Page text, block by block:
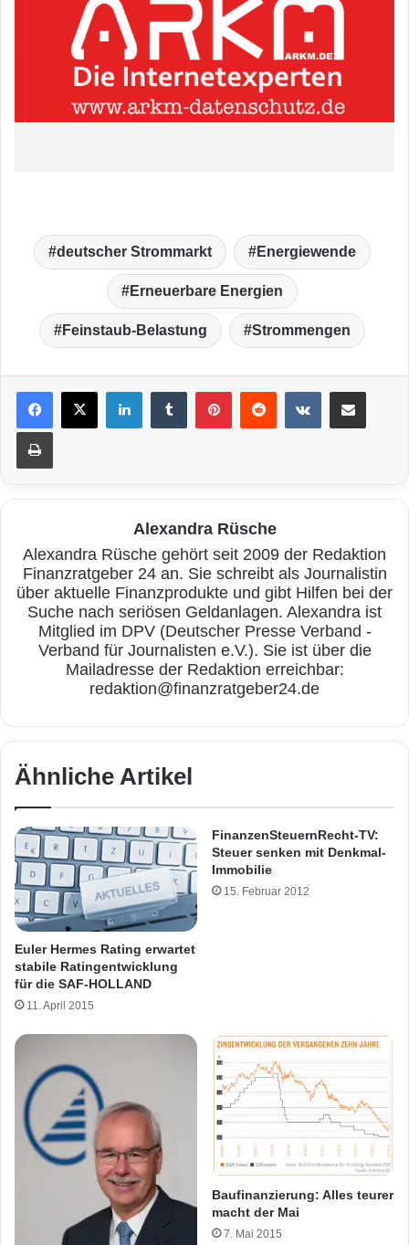
deutscher Strommarkt Energiewende
Erneuerbare Energien
Feinstaub-Belastung Strommengen
LinkedIn VKontakte
Drucken
Alexandra Rüsche
Alexandra Rüsche gehört seit 2009 der Redaktion
Finanzratgeber 24 an. Sie schreibt als Journalistin
über aktuelle Finanzprodukte und gibt Hilfen bei der
Suche nach seriösen Geldanlagen. Alexandra ist
Mitglied im DPV (Deutscher Presse Verband -
Verband für Journalisten e.V.). Sie ist über die
Mailadresse der Redaktion erreichbar:
redaktion@finanzratgeber24.de
Ähnliche Artikel
Euler Hermes Rating erwartet
stabile Ratingentwicklung
für die SAF-HOLLAND
11. April 2015
FinanzenSteuernRecht-TV:
Steuer senken mit Denkmal-
Immobilie
15. Februar 2012
Baufinanzierung: Alles teurer
macht der Mai
7. Mai 2015